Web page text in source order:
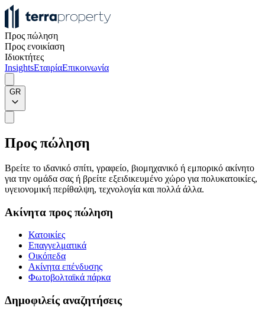
Προς πώληση
Προς ενοικίαση
Ιδιοκτήτες
InsightsΕταιρίαΕπικοινωνία
GR
Προς πώληση
Βρείτε το ιδανικό σπίτι, γραφείο, βιομηχανικό ή εμπορικό ακίνητο
για την ομάδα σας ή βρείτε εξειδικευμένο χώρο για πολυκατοικίες,
υγειονομική περίθαλψη, τεχνολογία και πολλά άλλα.
Ακίνητα προς πώληση
Κατοικίες
Επαγγελματικά
Οικόπεδα
Ακίνητα επένδυσης
Φωτοβολταϊκά πάρκα
Δημοφιλείς αναζητήσεις